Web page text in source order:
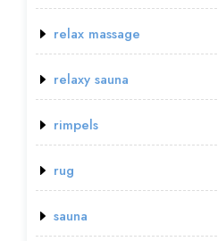
relax massage
relaxy sauna
rimpels
rug
sauna